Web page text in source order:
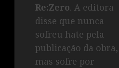
Re:Zero. A editora
disse que nunca
sofreu hate pela
publicação da obra,
mas sofre por